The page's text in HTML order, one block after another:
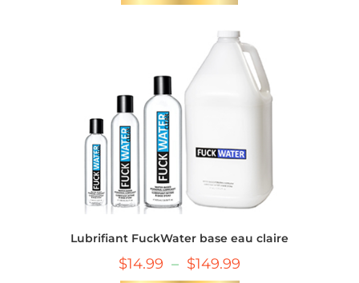
Lubrifiant FuckWater base eau claire
$14.99 – $149.99